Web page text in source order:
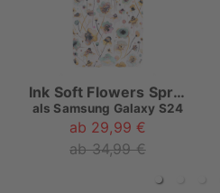
Ink Soft Flowers Spring
als Samsung Galaxy S24
ab 29,99 €
ab 34,99 €